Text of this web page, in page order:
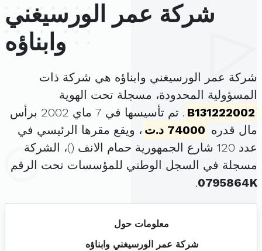
شركة عمر الورسيغني
وابناؤه
شركة عمر الورسيغني وابناؤه هي شركة ذات
المسؤولية المحدودة، مسجلة تحت الهوية
B131222002
. تم تأسيسها في 7 ماي 2002 برأس
مال قدره 74000 د.ت
، ويقع مقرها الرئيسي في
عدد 120 شارع الجمهورية حمام الانف (
)، الشركة
مسجلة في السجل الوطني للمؤسسات تحت الرقم
0795864K
.
معلومات حول
شركة عمر الورسيغني وابناؤه